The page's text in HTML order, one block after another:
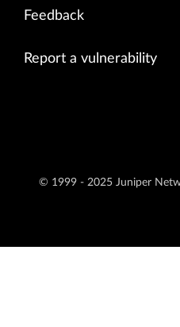
Feedback
Report a vulnerability
© 1999 - 2025 Juniper